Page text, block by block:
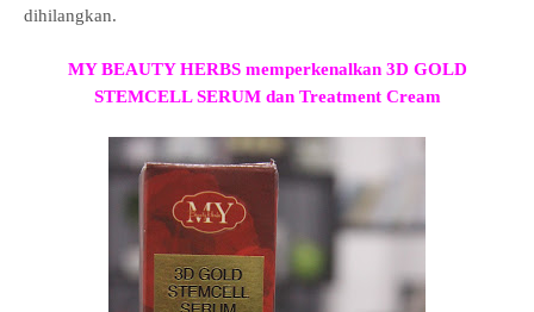
dihilangkan.
MY BEAUTY HERBS memperkenalkan 3D GOLD
STEMCELL SERUM dan Treatment Cream